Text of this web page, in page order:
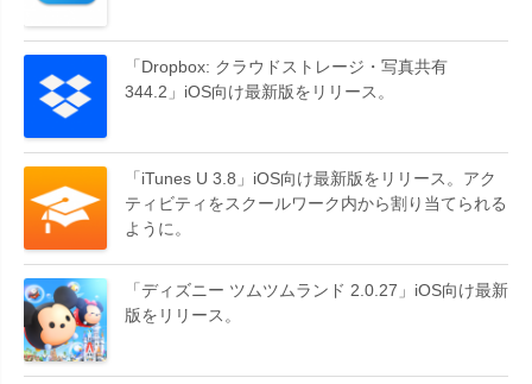
「Dropbox: クラウドストレージ・写真共有
344.2」iOS向け最新版をリリース。
「iTunes U 3.8」iOS向け最新版をリリース。アク
ティビティをスクールワーク内から割り当てられる
ように。
「ディズニー ツムツムランド 2.0.27」iOS向け最新
版をリリース。